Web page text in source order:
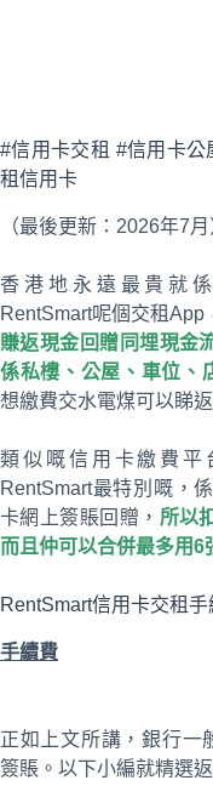
#信用卡交租 #信用卡公
租信用卡
（最後更新：2026年7月
香港地永遠最貴就
RentSmart呢個交租App
賺返現金回贈同埋現金
係私樓、公屋、車位、
想繳費交水電煤可以睇返
類似嘅信用卡繳費平
RentSmart最特別嘅，
卡網上簽賬回贈， 所以
而且仲可以合併最多用6
RentSmart信用卡交租
手續費
正如上文所講，銀行一
簽賬。以下小編就精選